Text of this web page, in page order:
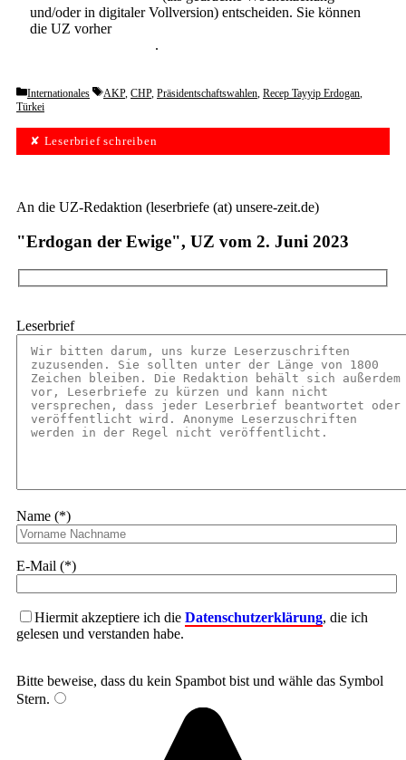
und/oder in digitaler Vollversion) entscheiden. Sie können
die UZ vorher
.
Categories
Internationales Tags
AKP, CHP, Präsidentschaftswahlen, Recep Tayyip Erdogan,
Türkei
✘ Leserbrief schreiben
An die UZ-Redaktion (leserbriefe (at) unsere-zeit.de)
"Erdogan der Ewige", UZ vom 2. Juni 2023
Leserbrief
Name (*)
E-Mail (*)
Hiermit akzeptiere ich die Datenschutzerklärung, die ich
gelesen und verstanden habe.
Bitte beweise, dass du kein Spambot bist und wähle das Symbol
Stern.